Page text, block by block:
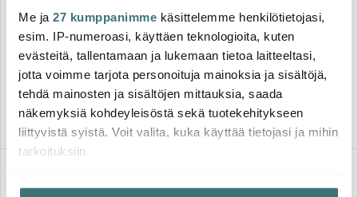
Me ja 27 kumppanimme käsittelemme henkilötietojasi,
esim. IP-numeroasi, käyttäen teknologioita, kuten
evästeitä, tallentamaan ja lukemaan tietoa laitteeltasi,
jotta voimme tarjota personoituja mainoksia ja sisältöjä,
tehdä mainosten ja sisältöjen mittauksia, saada
näkemyksiä kohdeyleisöstä sekä tuotekehitykseen
liittyvistä syistä. Voit valita, kuka käyttää tietojasi ja mihin
tarkoituksiin.
Jos sallit, haluamme myös tehdä seuraavia:
Fiskars
Functional Form Keraaminen
Paistinpannu 28 cm
32.27 € 56.00 €
Saatavilla
Georg Jensen
Bernadotte Leivänpaahdin
Teräs
144.00 €
Saatavilla